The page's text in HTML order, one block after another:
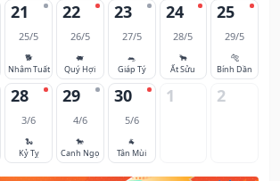
21
25/5
🐕
Nhâm Tuất
22
26/5
🐖
Quý Hợi
23
27/5
🐀
Giáp Tý
24
28/5
🐂
Ất Sửu
25
29/5
🐅
Bính Dần
28
3/6
🐍
Kỷ Tỵ
29
4/6
🐎
Canh Ngọ
30
5/6
🐐
Tân Mùi
1 2